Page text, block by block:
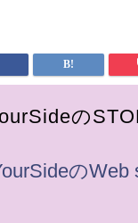
の
のWeb